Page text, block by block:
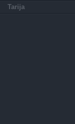
Tarija